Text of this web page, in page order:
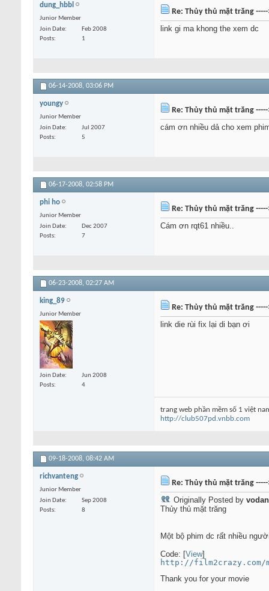
dung_hbbl
Junior Member
Join Date
Feb 2008
Posts
1
Re: Thủy thủ mặt trăng
link gi ma khong the xem dc
06-14-2008, 03:06 PM
youngy
Junior Member
Join Date
Jul 2007
Posts
5
Re: Thủy thủ mặt trăng
cám ơn nhiều dả cho xem
06-17-2008, 02:58 PM
phi ho
Junior Member
Join Date
Dec 2007
Posts
7
Re: Thủy thủ mặt trăng
Cám ơn rqt61 nhiều..
06-23-2008, 02:27 AM
king_89
Junior Member
Join Date
Jun 2008
Posts
4
Re: Thủy thủ mặt trăng
link die rùi fix lại di bạn ơi
trang web phần mềm số 1 việt
http://club507pd.vnbb.com
09-18-2008, 08:42 AM
richvanteng
Junior Member
Join Date
Sep 2008
Posts
8
Re: Thủy thủ mặt trăng
Originally Posted by
Thủy thủ mặt trăng
Một bộ phim dc rất nhiều
Code: [View]
http://film2crazy.com/
Thank you for your movie